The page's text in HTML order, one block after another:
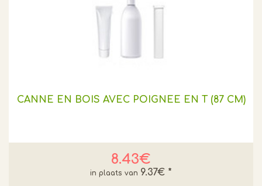
CANNE EN BOIS AVEC POIGNEE EN T (87 CM)
8.43€
9.37€ *